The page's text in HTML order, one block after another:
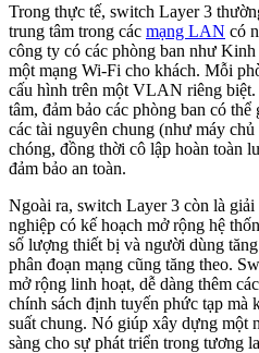
Trong thực tế, switch Layer 3
trung tâm trong các mạng LAN có
công ty có các phòng ban như
một mạng Wi-Fi cho khách. Mỗi
cấu hình trên một VLAN riêng
tâm, đảm bảo các phòng ban có
các tài nguyên chung (như máy
chóng, đồng thời cô lập hoàn toàn
đảm bảo an toàn.
Ngoài ra, switch Layer 3 còn là
nghiệp có kế hoạch mở rộng hệ
số lượng thiết bị và người dùng
phân đoạn mạng cũng tăng theo.
mở rộng linh hoạt, dễ dàng thêm
chính sách định tuyến phức tạp mà
suất chung. Nó giúp xây dựng một
sàng cho sự phát triển trong tương